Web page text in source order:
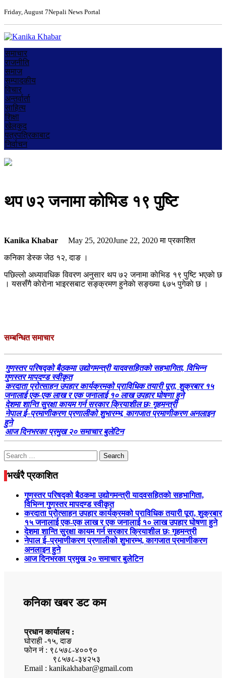
Friday, August 7Nepali News Portal
समाचार
राजनीति
समाज
सम्पादकीय
विचार
अन्तर्वार्ता
साहित्य
शिक्षा
खेलकुद
पत्रपत्रिकाबाट
निर्वाचन
थप ७२ जनामा काेभिड १९ पुष्टि
Kanika Khabar May 25, 2020June 22, 2020मा प्रकाशित
कनिका डेस्क जेठ १२, दाङ ।
पछिल्लो अध्यावधिक विवरण अनुसार थप ७२ जनामा काेभिड १९ पुष्टि भएकाे छ
। यससँगै काेराेना भाइरसबाट सङ्क्रमण हुनेकाे सङ्ख्या ६७५ पुगेकाे छ ।
सम्बन्धित समाचार
गुणस्तर परिषद्को बैठकमा उद्योगमन्त्री यादवसहितको सहभागिता, विभिन्न
गुणस्तर मापदण्ड स्वीकृत
करदाता प्रोत्साहन उपहार कार्यक्रमको प्राविधिक तयारी पूरा, शुक्रबार १५
जनालाई एक-एक लाख र एक जनालाई १० लाख उपहार घोषणा हुने
देशमा शान्ति सुरक्षा कायम गर्न सरकार क्रियाशील छः गृहमन्त्री
नेपाल ई–प्रमाणीकरण प्रणालीको शुभारम्भ, कागजात प्रमाणीकरण अनलाइन
हुने
आज दिनभरका प्रमुख २० समाचार बुलेटिन
Search
for:
भर्खरै प्रकाशित
गुणस्तर परिषद्को बैठकमा उद्योगमन्त्री यादवसहितको सहभागिता,
विभिन्न गुणस्तर मापदण्ड स्वीकृत
करदाता प्रोत्साहन उपहार कार्यक्रमको प्राविधिक तयारी पूरा, शुक्रबार
१५ जनालाई एक-एक लाख र एक जनालाई १० लाख उपहार घोषणा हुने
देशमा शान्ति सुरक्षा कायम गर्न सरकार क्रियाशील छः गृहमन्त्री
नेपाल ई–प्रमाणीकरण प्रणालीको शुभारम्भ, कागजात प्रमाणीकरण
अनलाइन हुने
आज दिनभरका प्रमुख २० समाचार बुलेटिन
कनिका खबर डट कम
प्रधान कार्यालय :
घोराही -१५, दाङ
फोन नं : ९८५७८-४००९०
९८५७८-३४२५३
Email : kanikakhabar@gmail.com